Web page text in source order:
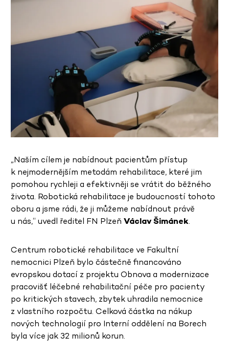
„Naším cílem je nabídnout pacientům přístup
k nejmodernějším metodám rehabilitace, které jim
pomohou rychleji a efektivněji se vrátit do běžného
života. Robotická rehabilitace je budoucností tohoto
oboru a jsme rádi, že ji můžeme nabídnout právě
u nás,“ uvedl ředitel FN Plzeň Václav Šimánek.
Centrum robotické rehabilitace ve Fakultní
nemocnici Plzeň bylo částečně financováno
evropskou dotací z projektu Obnova a modernizace
pracovišť léčebné rehabilitační péče pro pacienty
po kritických stavech, zbytek uhradila nemocnice
z vlastního rozpočtu. Celková částka na nákup
nových technologií pro Interní oddělení na Borech
byla více jak 32 milionů korun.